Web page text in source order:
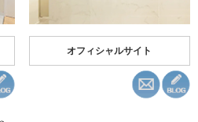
オフィシャルサイト